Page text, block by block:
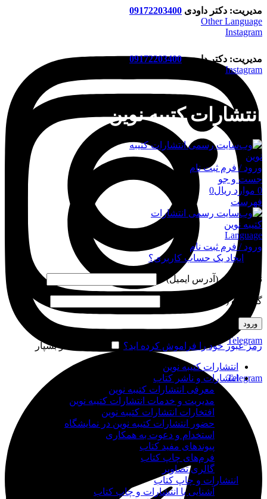
مدیریت: دکتر داودی 09172203400
Other Language
Instagram
Telegram
مدیریت: دکتر داودی09172203400
Instagram
Telegram
انتشارات کتیبه نوین
ورود / فرم ثبت نام
جست و جو
0 موارد ریال0
فهرست
Language
ورود / فرم ثبت نام
ورود
ایجاد یک حساب کاربری؟
نام کاربری (آدرس ایمیل)
گذرواژه (شماره موبایل)
ورود
رمز عبور خود را فراموش کرده اید؟ مرا به خاطر بسپار
انتشارات کتیبه نوین
انتشارات و ناشر کتاب
معرفی انتشارات کتیبه نوین
مدیریت و خدمات انتشارات کتیبه نوین
افتخارات انتشارات کتیبه نوین
حضور انتشارات کتیبه نوین در نمایشگاه‌
استخدام و دعوت به همکاری
پیوندهای مفید کتاب
فرم‌های چاپ کتاب
گالری تصاویر
انتشارات و چاپ کتاب
آشنایی با انتشارات و چاپ کتاب